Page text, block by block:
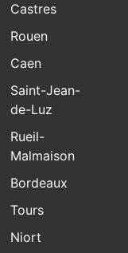
Castres
Rouen
Caen
Saint-Jean-
de-Luz
Rueil-
Malmaison
Bordeaux
Tours
Niort